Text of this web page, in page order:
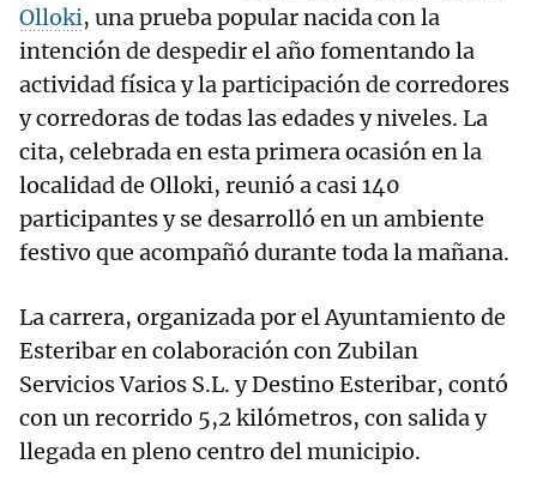
Olloki, una prueba popular nacida con la
intención de despedir el año fomentando la
actividad física y la participación de corredores
y corredoras de todas las edades y niveles. La
cita, celebrada en esta primera ocasión en la
localidad de Olloki, reunió a casi 140
participantes y se desarrolló en un ambiente
festivo que acompañó durante toda la mañana.
La carrera, organizada por el Ayuntamiento de
Esteribar en colaboración con Zubilan
Servicios Varios S.L. y Destino Esteribar, contó
con un recorrido 5,2 kilómetros, con salida y
llegada en pleno centro del municipio.